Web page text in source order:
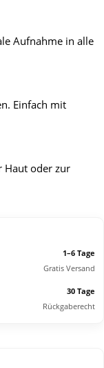
Aufnahme in alle
Einfach mit
Haut oder zur
1–6 Tage
Gratis Versand
30 Tage
Rückgaberecht